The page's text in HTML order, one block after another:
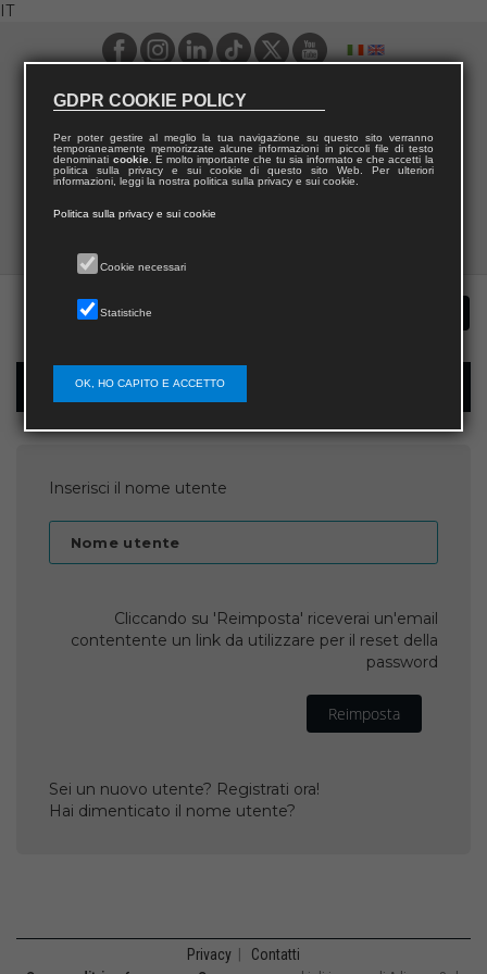
IT
Recupera password
Inserisci il nome utente
Nome utente
Cliccando su 'Reimposta' riceverai un'email
contentente un link da utilizzare per il reset della
password
Reimposta
Sei un nuovo utente? Registrati ora!
Hai dimenticato il nome utente?
Privacy Contatti
GDPR COOKIE POLICY
Per poter gestire al meglio la tua navigazione su questo sito verranno
temporaneamente memorizzate alcune informazioni in piccoli file di testo
denominati cookie. È molto importante che tu sia informato e che accetti la
politica sulla privacy e sui cookie di questo sito Web. Per ulteriori
informazioni, leggi la nostra politica sulla privacy e sui cookie.
Politica sulla privacy e sui cookie
Cookie necessari
Statistiche
OK, HO CAPITO E ACCETTO